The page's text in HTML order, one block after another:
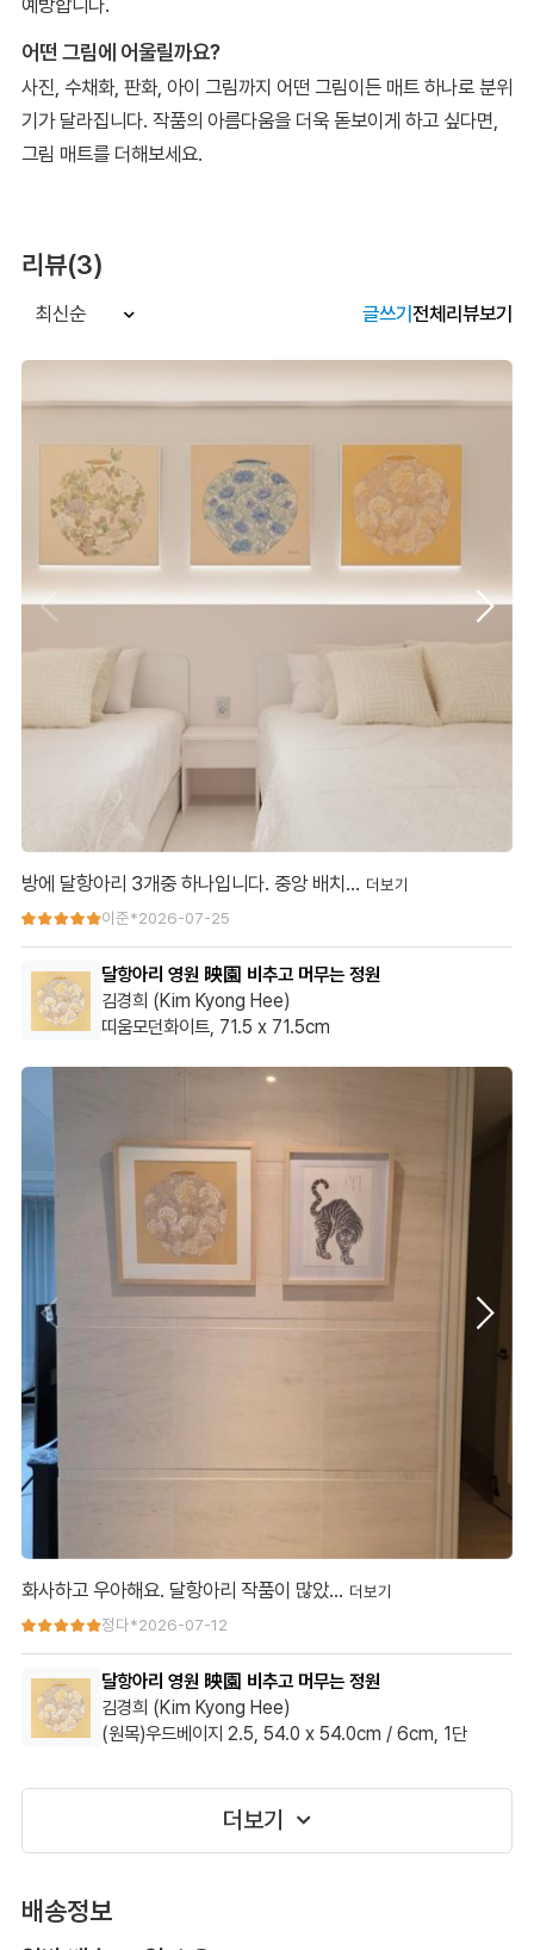
예방합니다.
어떤 그림에 어울릴까요?
사진, 수채화, 판화, 아이 그림까지 어떤 그림이든 매트 하나로 분위
기가 달라집니다. 작품의 아름다움을 더욱 돋보이게 하고 싶다면,
그림 매트를 더해보세요.
리뷰(3)
최신순 글쓰기전체리뷰보기
방에 달항아리 3개중 하나입니다. 중앙 배치…
방에 달항아리 3개중 하나입니다. 중앙 배치로 기획했는데 받고 나
좋습니다. 분위기 좋아요.
이준*2026-07-25
달항아리 영원 映園 비추고 머무는 정원
김경희 (Kim Kyong Hee)
띠움모던화이트, 71.5 x 71.5cm
화사하고 우아해요. 달항아리 작품이 많았…
화사하고 우아해요.
울려서 맘에 듭니다.
프레임도 다양했는데 미리 보기가 가능해서 좋았어요.
정다*2026-07-12
달항아리 영원 映園 비추고 머무는 정원
김경희 (Kim Kyong Hee)
(원목)우드베이지 2.5, 54.0 x 54.0cm / 6cm, 1단
더보기
배송정보